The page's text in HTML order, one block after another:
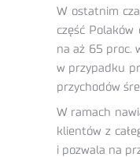
W ostatnim
część
na aż 65 proc.
w przypadku
przychodów
W ramach
klientów z
i pozwala na